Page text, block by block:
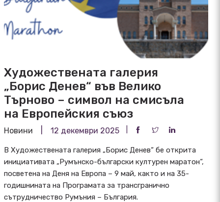
Художествената галерия
„Борис Денев“ във Велико
Търново – символ на смисъла
на Европейския съюз
Новини 12 декември 2025
В Художествената галерия „Борис Денев“ бе открита
инициативата „Румънско-български културен маратон“,
посветена на Деня на Европа – 9 май, както и на 35-
годишнината на Програмата за трансгранично
сътрудничество Румъния – България.